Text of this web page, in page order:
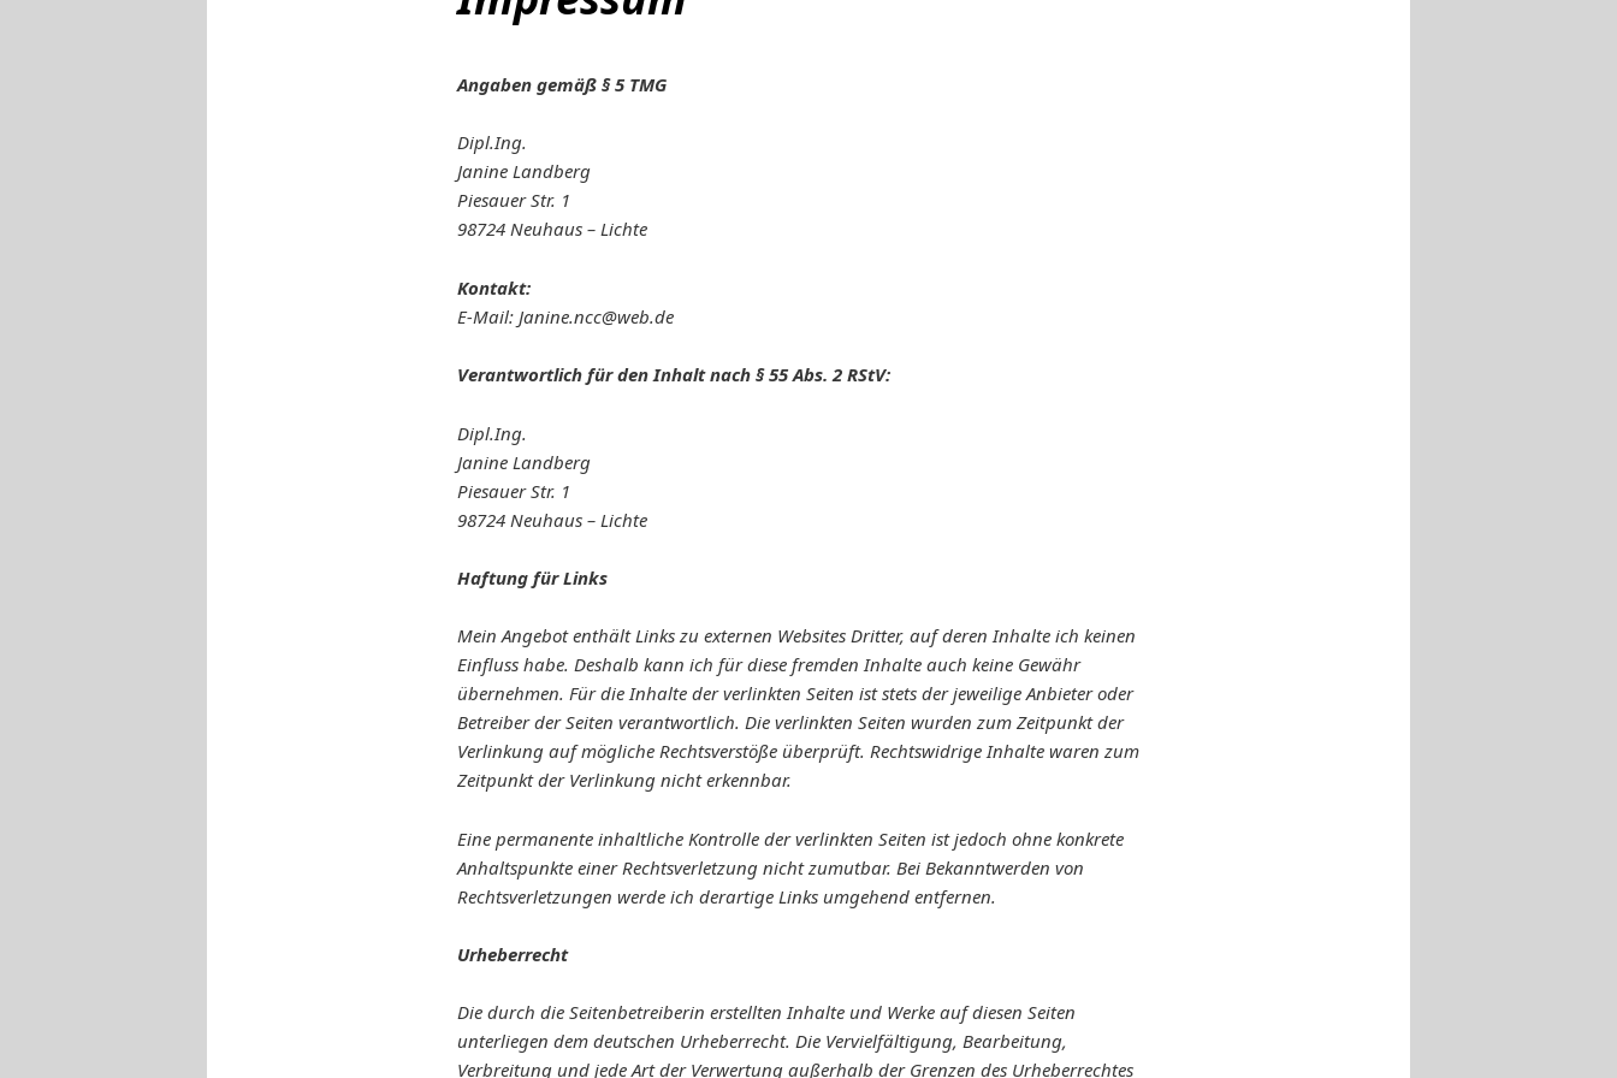
Angaben gemäß § 5 TMG
Dipl.Ing.
Janine Landberg
Piesauer Str. 1
98724 Neuhaus – Lichte
Kontakt:
E-Mail: Janine.ncc@web.de
Verantwortlich für den Inhalt nach § 55 Abs. 2 RStV:
Dipl.Ing.
Janine Landberg
Piesauer Str. 1
98724 Neuhaus – Lichte
Haftung für Links
Mein Angebot enthält Links zu externen Websites Dritter, auf deren Inhalte ich keinen
Einfluss habe. Deshalb kann ich für diese fremden Inhalte auch keine Gewähr
übernehmen. Für die Inhalte der verlinkten Seiten ist stets der jeweilige Anbieter oder
Betreiber der Seiten verantwortlich. Die verlinkten Seiten wurden zum Zeitpunkt der
Verlinkung auf mögliche Rechtsverstöße überprüft. Rechtswidrige Inhalte waren zum
Zeitpunkt der Verlinkung nicht erkennbar.
Eine permanente inhaltliche Kontrolle der verlinkten Seiten ist jedoch ohne konkrete
Anhaltspunkte einer Rechtsverletzung nicht zumutbar. Bei Bekanntwerden von
Rechtsverletzungen werde ich derartige Links umgehend entfernen.
Urheberrecht
Die durch die Seitenbetreiberin erstellten Inhalte und Werke auf diesen Seiten
unterliegen dem deutschen Urheberrecht. Die Vervielfältigung, Bearbeitung,
Verbreitung und jede Art der Verwertung außerhalb der Grenzen des Urheberrechtes